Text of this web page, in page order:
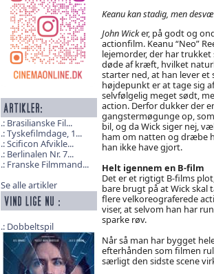
Brasilianske Fil...
Tyskefilmdage, 1...
Scificon Afvikle...
Berlinalen Nr. 7...
Franske Filmmand...
Se alle artikler
Dobbeltspil
Keanu kan stadig, men
John Wicker, på godt og
actionfilm. Keanu “Neo”
lejemorder, der har
døde af kræft, hvilket
starter ned, at han lever et
højdepunkt er at tage sig
selvfølgelig meget sødt,
action. Derfor dukker der
gangstermøgunge op,
bil, og da Wick siger nej,
ham om natten og dræbe
han ikke have gjort.
Helt igennem en B-film
Det er et rigtigt B-films
bare brugt på at Wick
flere velkoreograferede
viser, at selvom han har
sparke røv.
Når så man har bygget
efterhånden som filmen
særligt den sidste scene